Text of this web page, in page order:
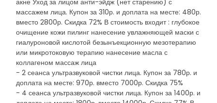
акне Уход за лицом анти-эйдж (нет старению) с
массажем лица. Купон за 310р. и доплата на месте: 480р.
вместо 2800р. Скидка 72% В стоимость входит : глубокое
очищение кожи пилинг нанесение увлажняющей маски с
гиалуроновой кислотой безынъекционную мезотерапию
или микротоковую терапию нанесение масла с
коллагеном массаж лица
- 2 сеанса ультразвуковой чистки лица. Купон за 780р. и
доплата на месте: 970р. вместо 7000р. Скидка 75%
- 4 сеанса ультразвуковой чистки лица. Купон за 1400р. и